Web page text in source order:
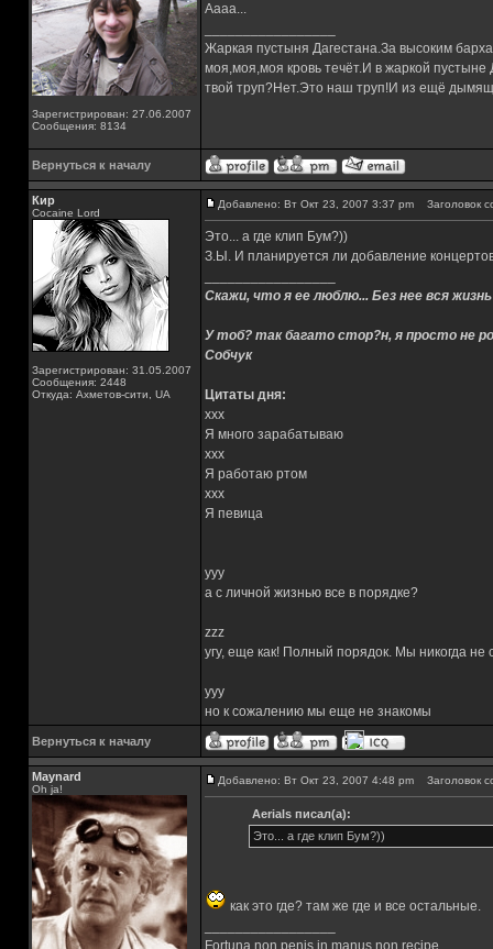
Зарегистрирован: 27.06.2007
Сообщения: 8134
Аааа...
Жаркая пустыня Дагестана.За высоким
моя,моя,моя кровь течёт.И в жаркой
твой труп?Нет.Это наш труп!И из ещё
Вернуться к началу
Кир
Cocaine Lord
Зарегистрирован: 31.05.2007
Сообщения: 2448
Откуда: Ахметов-сити, UA
Добавлено: Вт Окт 23, 2007 3:37 pm Заголовок
Это... а где клип Бум?))
З.Ы. И планируется ли добавление
Скажи, что я ее люблю... Без нее вся
У тоб? так багато стор?н, я просто не
Собчук
Цитаты дня:
xxx
Я много зарабатываю
xxx
Я работаю ртом
xxx
Я певица
yyy
а с личной жизнью все в порядке?
zzz
угу, еще как! Полный порядок. Мы никогда
yyy
но к сожалению мы еще не знакомы
Вернуться к началу
Maynard
Oh ja!
Добавлено: Вт Окт 23, 2007 4:48 pm Заголовок
Aerials писал(а):
Это... а где клип Бум?))
как это где? там же где и все остальные.
Fortuna non penis in manus non recipe